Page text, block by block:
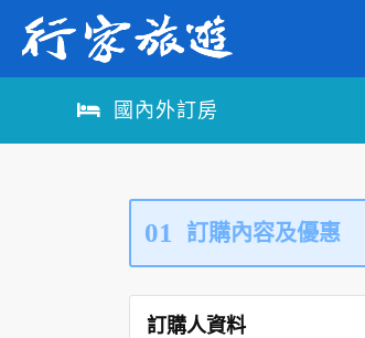
國內外訂房
01 訂購內容及優惠
訂購人資料